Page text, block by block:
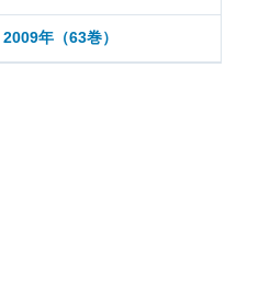
2009年（63巻）